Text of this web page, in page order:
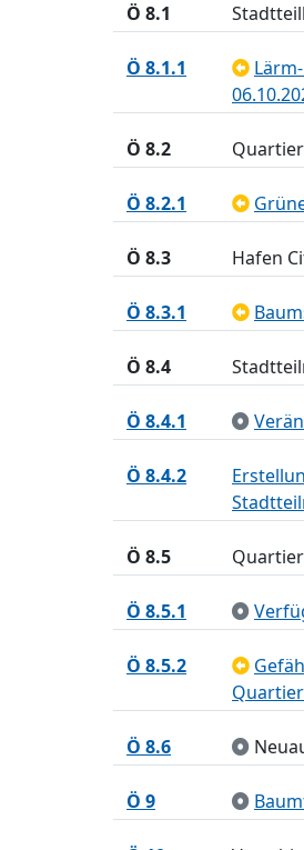
Ö 8.1
Ö 8.1.1
Ö 8.2
Ö 8.2.1
Ö 8.3 Hafen
Ö 8.3.1
Ö 8.4
Ö 8.4.1
Ö 8.4.2
Ö 8.5
Ö 8.5.1
Ö 8.5.2
Ö 8.6
Ö 9